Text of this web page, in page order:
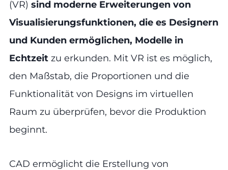
(VR) sind moderne Erweiterungen von
Visualisierungsfunktionen, die es Designern
und Kunden ermöglichen, Modelle in
Echtzeit zu erkunden. Mit VR ist es möglich,
den Maßstab, die Proportionen und die
Funktionalität von Designs im virtuellen
Raum zu überprüfen, bevor die Produktion
beginnt.
CAD ermöglicht die Erstellung von